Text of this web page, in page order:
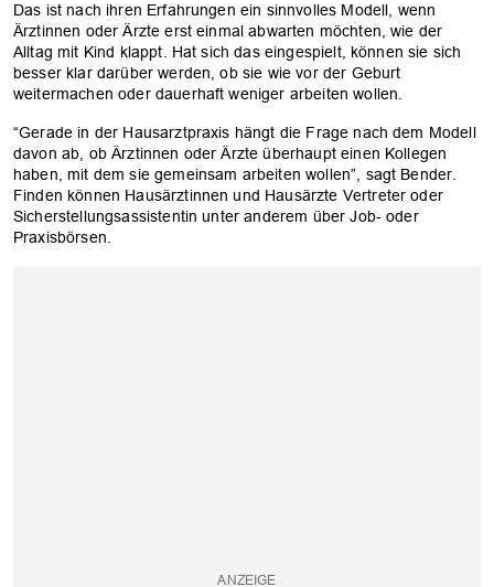
OK
Das ist nach ihren Erfahrungen ein sinnvolles Modell, wenn
Ärztinnen oder Ärzte erst einmal abwarten möchten, wie der
Alltag mit Kind klappt. Hat sich das eingespielt, können sie sich
besser klar darüber werden, ob sie wie vor der Geburt
weitermachen oder dauerhaft weniger arbeiten wollen.
“Gerade in der Hausarztpraxis hängt die Frage nach dem Modell
davon ab, ob Ärztinnen oder Ärzte überhaupt einen Kollegen
haben, mit dem sie gemeinsam arbeiten wollen”, sagt Bender.
Finden können Hausärztinnen und Hausärzte Vertreter oder
Sicherstellungsassistentin unter anderem über Job- oder
Praxisbörsen.